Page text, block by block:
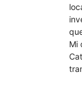
Mi